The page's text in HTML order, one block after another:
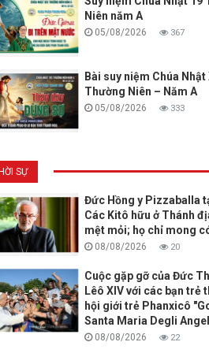
Niên năm A
05/08/2026 367
Bài suy niệm Chúa Nhật
Thường Niên – Năm A
05/08/2026 333
SỰ
Đức Hồng y Pizzaballa
Các Kitô hữu ở Thánh
mệt mỏi; họ chỉ mong
08/08/2026 20
Cuộc gặp gỡ của Đức
Lêô XIV với các bạn trẻ
hội giới trẻ Phanxicô
Santa Maria Degli
08/08/2026 22